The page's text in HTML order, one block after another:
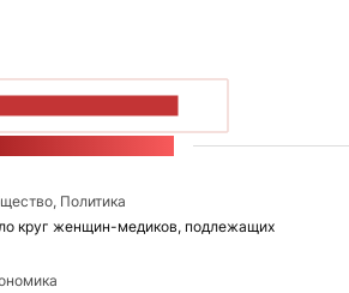
Политика
круг женщин-медиков, подлежащих